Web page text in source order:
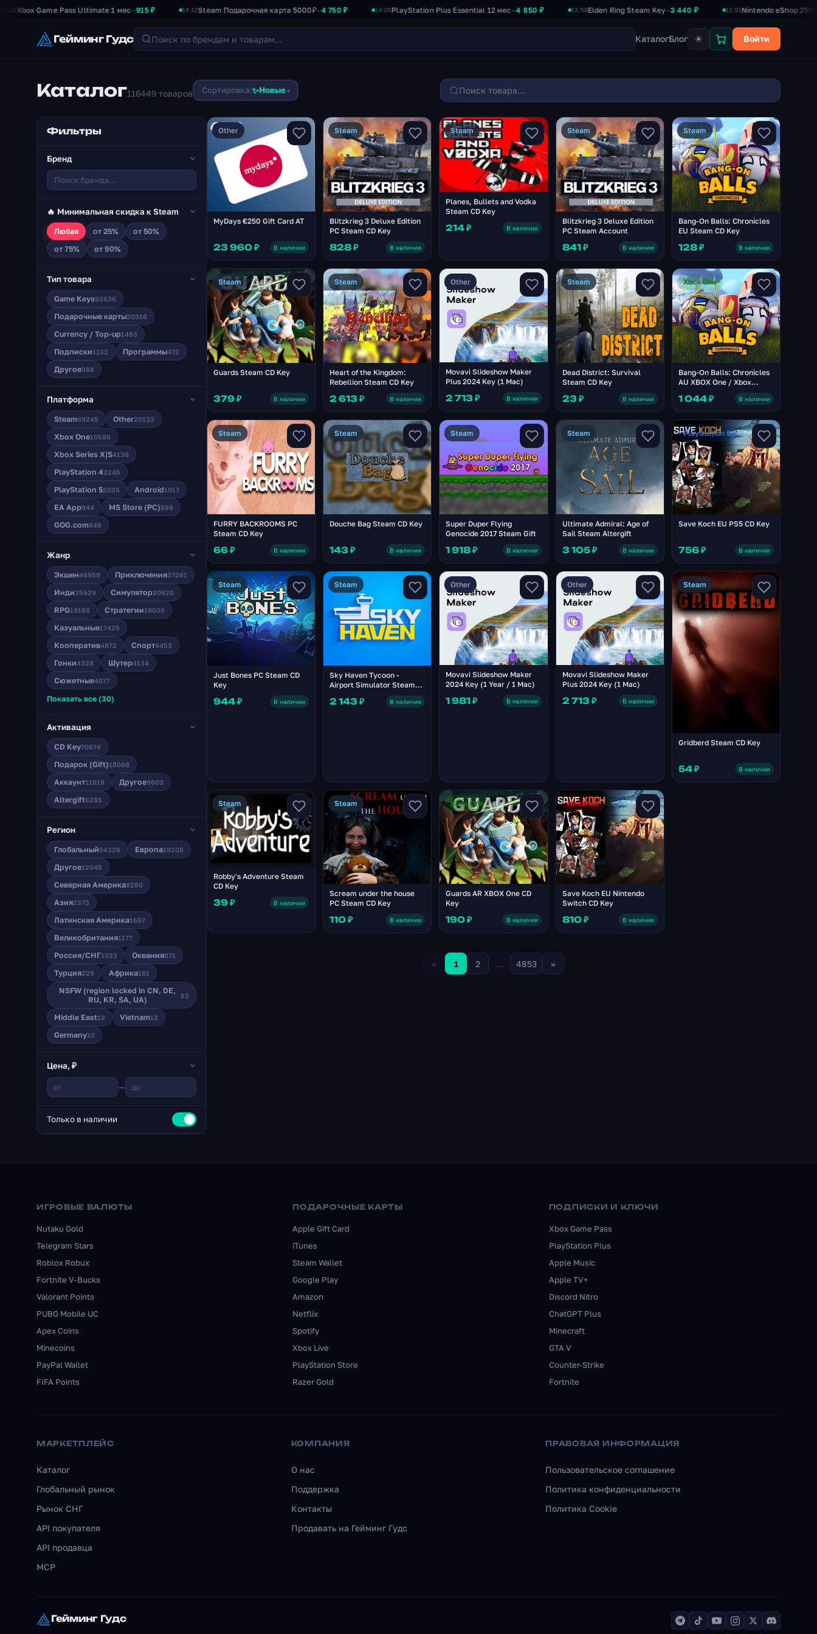
Game Pass Ultimate 1 мес— 915 ₽ Steam Подарочная карта 5000₽ —4 750 ₽ PlayStation Plus Essential 12 мес —4 850 ₽ Elden Ring Steam Key—3 440 ₽ Nintendo eShop 2500₽—2
Гейминг Гудс КаталогБлог ☀ Войти
Каталог116449 товаров Сортировка:✨Новые ▾
Фильтры
Бренд
🔥 Минимальная скидка к Steam
Любая от 25%
от 50%
от 75%
от 90%
Тип товара
Game Keys92636
Подарочные карты20316
Currency / Top-up1493
Подписки1132 Программы472
Другое388
Платформа
Steam69245 Other20133
Xbox One10589
Xbox Series X|S4136
PlayStation 42245
PlayStation 52026 Android1017
EA App944 MS Store (PC)898
GOG.com848
Жанр
Экшен46959 Приключения37261
Инди35629 Симулятор20620
RPG19188 Стратегии19030
Казуальные17425
Кооператив4872 Спорт4453
Гонки4328 Шутер4134
Сюжетные4077
Показать все (30)
Активация
CD Key70874
Подарок (Gift)18068
Аккаунт11619 Другое9603
Altergift6285
Регион
Глобальный64326 Европа19209
Другое12045
Северная Америка8280
Азия2373
Латинская Америка1697
Великобритания1177
Россия/СНГ1023 Океания871
Турция229 Африка181
NSFW (region locked in CN, DE,
RU, KR, SA, UA)
53
Middle East12 Vietnam12
Germany10
Цена, ₽
от — до
Только в наличии
Other
MyDays €250 Gift Card AT
23 960 ₽ В наличии
Steam
Blitzkrieg 3 Deluxe Edition
PC Steam CD Key
828 ₽ В наличии
Steam
Planes, Bullets and Vodka
Steam CD Key
214 ₽ В наличии
Steam
Blitzkrieg 3 Deluxe Edition
PC Steam Account
841 ₽ В наличии
Steam
Bang-On Balls: Chronicles
EU Steam CD Key
128 ₽ В наличии
Steam
Guards Steam CD Key
379 ₽ В наличии
Steam
Heart of the Kingdom:
Rebellion Steam CD Key
2 613 ₽ В наличии
Other
Movavi Slideshow Maker
Plus 2024 Key (1 Mac)
2 713 ₽ В наличии
Steam
Dead District: Survival
Steam CD Key
23 ₽ В наличии
Xbox One
Bang-On Balls: Chronicles
AU XBOX One / Xbox
Series X|S CD Key
1 044 ₽ В наличии
Steam
FURRY BACKROOMS PC
Steam CD Key
66 ₽ В наличии
Steam
Douche Bag Steam CD Key
143 ₽ В наличии
Steam
Super Duper Flying
Genocide 2017 Steam Gift
1 918 ₽ В наличии
Steam
Ultimate Admiral: Age of
Sail Steam Altergift
3 105 ₽ В наличии
PlayStation 5
Save Koch EU PS5 CD Key
756 ₽ В наличии
Steam
Just Bones PC Steam CD
Key
944 ₽ В наличии
Steam
Sky Haven Tycoon -
Airport Simulator Steam
2 143 ₽ В наличии
Other
Movavi Slideshow Maker
2024 Key (1 Year / 1 Mac)
1 981 ₽ В наличии
Other
Movavi Slideshow Maker
Plus 2024 Key (1 Mac)
2 713 ₽ В наличии
Steam
Gridberd Steam CD Key
54 ₽ В наличии
Steam
Robby's Adventure Steam
CD Key
39 ₽ В наличии
Steam
Scream under the house
PC Steam CD Key
110 ₽ В наличии
Xbox One
Guards AR XBOX One CD
Key
190 ₽ В наличии
Nintendo
Save Koch EU Nintendo
Switch CD Key
810 ₽ В наличии
« 1 2 ... 4853 »
ИГРОВЫЕ ВАЛЮТЫ
Nutaku Gold
Telegram Stars
Roblox Robux
Fortnite V-Bucks
Valorant Points
PUBG Mobile UC
Apex Coins
Minecoins
PayPal Wallet
FIFA Points
ПОДАРОЧНЫЕ КАРТЫ
Apple Gift Card
iTunes
Steam Wallet
Google Play
Amazon
Netflix
Spotify
Xbox Live
PlayStation Store
Razer Gold
ПОДПИСКИ И КЛЮЧИ
Xbox Game Pass
PlayStation Plus
Apple Music
Apple TV+
Discord Nitro
ChatGPT Plus
Minecraft
GTA V
Counter-Strike
Fortnite
МАРКЕТПЛЕЙС
Каталог
Глобальный рынок
Рынок СНГ
API покупателя
API продавца
MCP
КОМПАНИЯ
О нас
Поддержка
Контакты
Продавать на Гейминг Гудс
ПРАВОВАЯ ИНФОРМАЦИЯ
Пользовательское соглашение
Политика конфиденциальности
Политика Cookie
Гейминг Гудс